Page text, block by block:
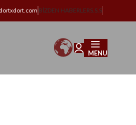
dortxdort.com BIZDEN HABERLERS.S.S
MENU